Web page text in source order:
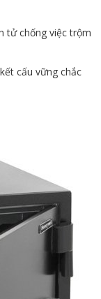
tử chống việc trộm
cấu vững chắc